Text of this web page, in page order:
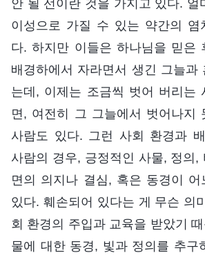
안 될 선이란 것을 가지고 있다. 얼
이성으로 가질 수 있는 약간의 염
다. 하지만 이들은 하나님을 믿은
배경하에서 자라면서 생긴 그늘과
는데, 이제는 조금씩 벗어 버리는
면, 여전히 그 그늘에서 벗어나지
사람도 있다. 그런 사회 환경과
사람의 경우, 긍정적인 사물, 정의,
면의 의지나 결심, 혹은 동경이 어
있다. 훼손되어 있다는 게 무슨 의
회 환경의 주입과 교육을 받았기
물에 대한 동경, 빛과 정의를 추구